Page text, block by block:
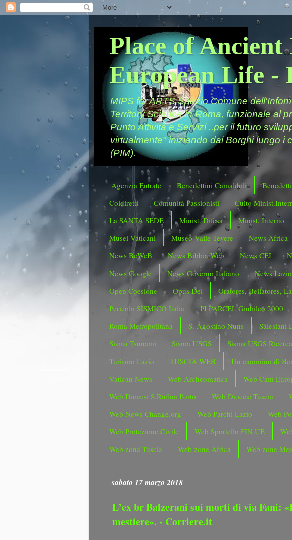
Place of
European Life -
MIPS for ARTS Spazio Comune
Territory Science in Roma, funzionale al
Punto Attività e Servizi ..per il futuro
virtualmente" iniziando dai Borghi lungo i
(PIM).
Agenzia Entrate Benedettini Camaldoli
Coldiretti
Comunità Passionisti Culto
La SANTA SEDE
Minist. Difesa Minist. Interno
Musei Vaticani
Museo Valle Tevere News Africa
News BeWeB
News Bibbia Web News CEI
News Google
News Governo Italiano News Lazio
Open Coesione
Opus Dei Oratores, Bellatores,
Pericolo SISMICO Italia
PJ PARCEL Giubileo 2000
Roma Metropolitana
S. Agostino Nuns Salesiani
Sisma Tsunami
Sisma USGS Sisma USGS Ricerca
Turismo Lazio
TUSCIA WEB Un cammino di
Vatican News
Web Archeomatica Web Cam
Web Diocesi S.Rufina Porto
Web Diocesi Tuscia
Web News Change.org
Web Parchi Lazio Web
Web Protezione Civile
Web Sportello FIN.UE
Web zona Tuscia
Web zone Africa Web zone
sabato 17 marzo 2018
L’ex br Balzerani sui morti di via Fani:
mestiere». - Corriere.it